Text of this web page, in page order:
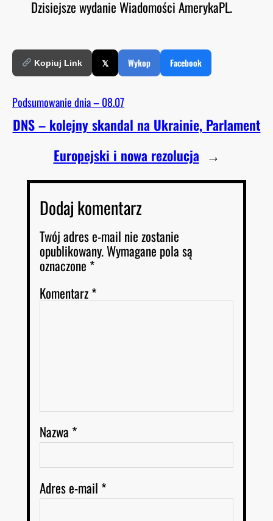
O
RSS FEED
Dzisiejsze wydanie Wiadomości AmerykaPL.
Kopiuj Link 𝕏 Wykop Facebook
Podsumowanie dnia – 08.07
DNS – kolejny skandal na Ukrainie, Parlament
Europejski i nowa rezolucja →
Dodaj komentarz
Twój adres e-mail nie zostanie
opublikowany.Wymagane pola są
oznaczone *
Komentarz*
Nazwa *
Adres e-mail *